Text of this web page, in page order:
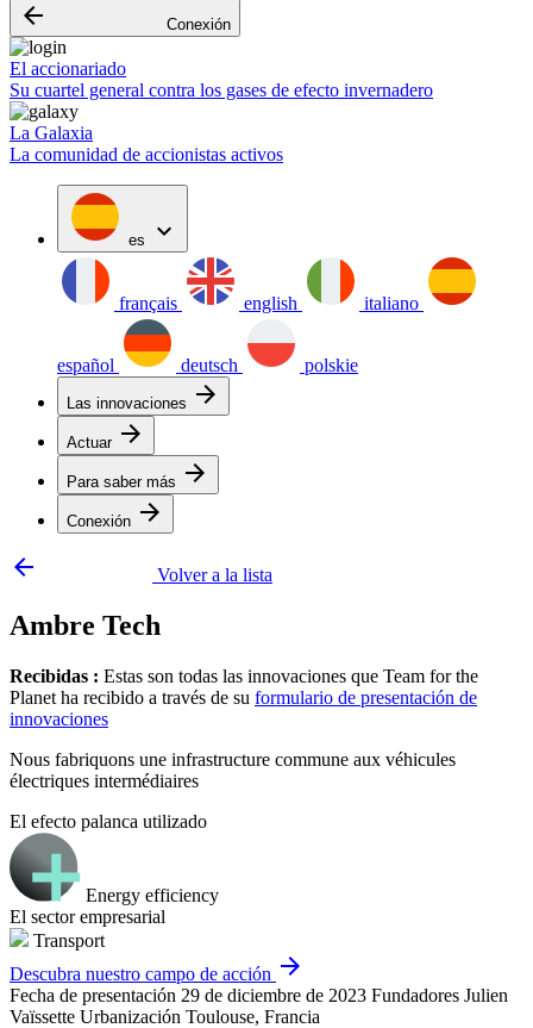
arrow_backward Conexión
El accionariado
Su cuartel general contra los gases de efecto invernadero
La Galaxia
La comunidad de accionistas activos
es expand_more
français english italiano
español deutsch polskie
Las innovaciones arrow_forward
Actuar arrow_forward
Para saber más arrow_forward
Conexión arrow_forward
arrow_backward
Volver a la lista
Ambre Tech
Recibidas : Estas son todas las innovaciones que Team for the
Planet ha recibido a través de su formulario de presentación de
innovaciones
Nous fabriquons une infrastructure commune aux véhicules
électriques intermédiaires
El efecto palanca utilizado
Energy efficiency
El sector empresarial
Transport
Descubra nuestro campo de acción arrow_forward
Fecha de presentación 29 de diciembre de 2023 Fundadores Julien
Vaïssette Urbanización Toulouse, Francia